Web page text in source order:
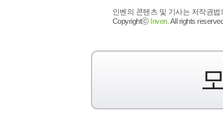
인벤의 콘텐츠 및 기사는 저작권
Copyrightⓒ Inven.All rights